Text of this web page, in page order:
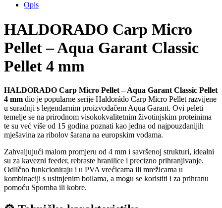
Opis
HALDORADO Carp Micro
Pellet – Aqua Garant Classic
Pellet 4 mm
HALDORADO Carp Micro Pellet – Aqua Garant Classic Pellet
4 mm dio je popularne serije Haldorádo Carp Micro Pellet razvijene
u suradnji s legendarnim proizvođačem Aqua Garant. Ovi peleti
temelje se na prirodnom visokokvalitetnim životinjskim proteinima
te su već više od 15 godina poznati kao jedna od najpouzdanijih
mješavina za ribolov šarana na europskim vodama.
Zahvaljujući malom promjeru od 4 mm i savršenoj strukturi, idealni
su za kavezni feeder, rebraste hranilice i precizno prihranjivanje.
Odlično funkcioniraju i u PVA vrećicama ili mrežicama u
kombinaciji s usitnjenim boilama, a mogu se koristiti i za prihranu
pomoću Spomba ili kobre.